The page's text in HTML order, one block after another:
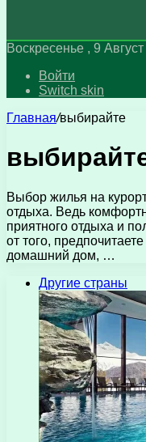
Воскресенье , 9
Войти
Switch skin
Главная/выбирайте
Выбор жилья на
отдыха. Ведь
приятного отдыха и
от того,
домашний дом, …
Другие страны